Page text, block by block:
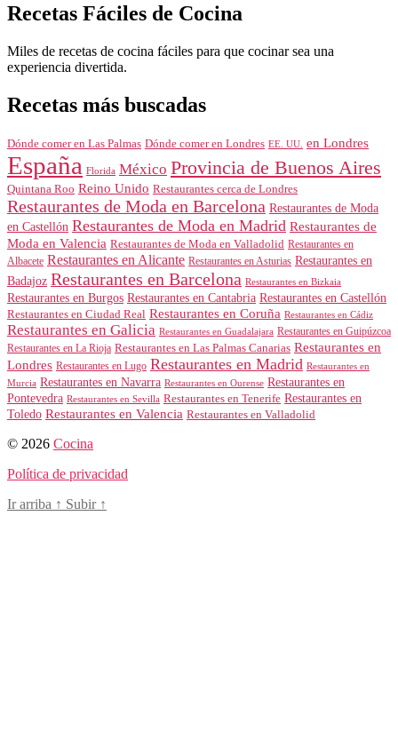
Recetas Fáciles de Cocina
Miles de recetas de cocina fáciles para que cocinar sea una
experiencia divertida.
Recetas más buscadas
Dónde comer en Las Palmas Dónde comer en Londres EE. UU. en Londres
España Florida México Provincia de Buenos Aires
Quintana Roo Reino Unido Restaurantes cerca de Londres
Restaurantes de Moda en Barcelona Restaurantes de Moda
en Castellón Restaurantes de Moda en Madrid Restaurantes de
Moda en Valencia Restaurantes de Moda en Valladolid Restaurantes en
Albacete Restaurantes en Alicante Restaurantes en Asturias Restaurantes en
Badajoz Restaurantes en Barcelona Restaurantes en Bizkaia
Restaurantes en Burgos Restaurantes en Cantabria Restaurantes en Castellón
Restaurantes en Ciudad Real Restaurantes en Coruña Restaurantes en Cádiz
Restaurantes en Galicia Restaurantes en Guadalajara Restaurantes en Guipúzcoa
Restaurantes en La Rioja Restaurantes en Las Palmas Canarias Restaurantes en
Londres Restaurantes en Lugo Restaurantes en Madrid Restaurantes en
Murcia Restaurantes en Navarra Restaurantes en Ourense Restaurantes en
Pontevedra Restaurantes en Sevilla Restaurantes en Tenerife Restaurantes en
Toledo Restaurantes en Valencia Restaurantes en Valladolid
© 2026 Cocina
Política de privacidad
Ir arriba ↑ Subir ↑